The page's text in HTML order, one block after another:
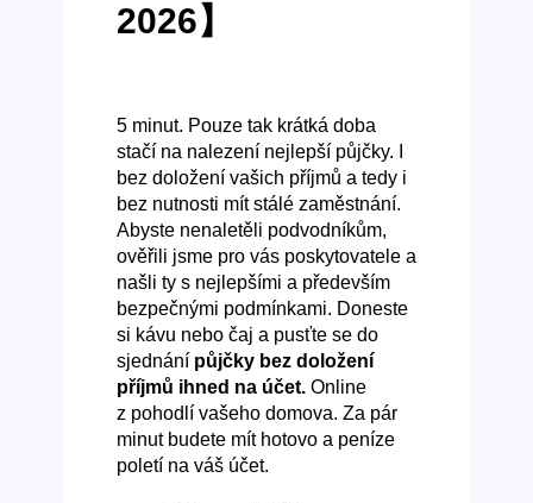
2026】
5 minut. Pouze tak krátká doba
stačí na nalezení nejlepší půjčky. I
bez doložení vašich příjmů a tedy i
bez nutnosti mít stálé zaměstnání.
Abyste nenaletěli podvodníkům,
ověřili jsme pro vás poskytovatele a
našli ty s nejlepšími a především
bezpečnými podmínkami. Doneste
si kávu nebo čaj a pusťte se do
sjednání půjčky bez doložení
příjmů ihned na účet. Online
z pohodlí vašeho domova. Za pár
minut budete mít hotovo a peníze
poletí na váš účet.